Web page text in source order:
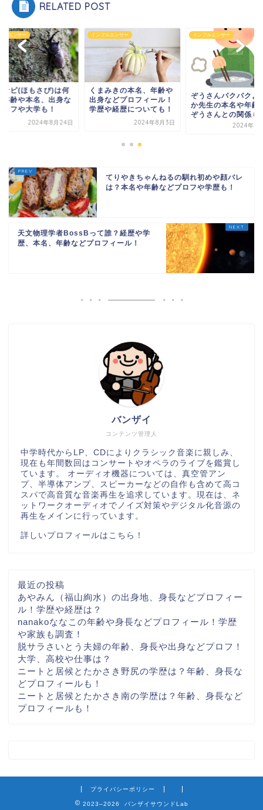
RELATED POST
ルエンサー
サピ(ほもさぴ)は何
年齢や本名、出身な
ロフや大学も！
2024年8月24日
インフルエンサー
くまみきの本名、年齢や
出身などプロフィール！
学歴や経歴についても！
2024年8月3日
インフルエンサー
ぞうさんパクパクよ
か先生の本名や年齢
ぞうさんとの関係も
2024年8
てりやきちゃんねるの馴れ初めや顔バレ
は？本名や年齢などプロフや学歴も！
天文物理学者BossBって誰？経歴や学
歴、本名、年齢などプロフィール！
コンテンツ管理人
バンザイ
中学時代からLP、CDによりクラシック音楽に親しみ、
現在も年間数回はコンサートやオペラのライブを鑑賞し
ています。 オーディオ機器については、真空管アン
プ、半導体アンプ、スピーカーなどの自作も含めて高コ
スパで高音質な音楽再生を追求しています。現在は、ネ
ットワークオーディオでノイズ対策やデジタル化音源の
再生をメインに行っています。
詳しいプロフィールはこちら！
最近の投稿
あやみん（福山絢水）の出身地、身長などプロフィー
ル！学歴や経歴は？
nanakoななこの年齢や身長などプロフィール！学歴
や家族も調査！
脱サラさいとう夫婦の年齢、身長や出身などプロフ！
大学、高校や仕事は？
ニートと居候とたかさき野尻の学歴は？年齢、身長な
どプロフィールも！
ニートと居候とたかさき南の学歴は？年齢、身長など
プロフィールも！
プライバシーポリシー
2023–2026 バンザイサウンドLab